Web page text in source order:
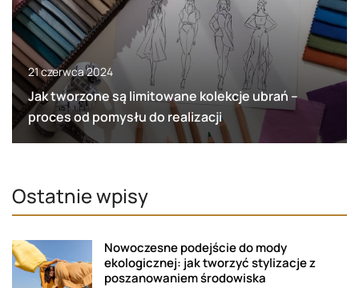
21 czerwca 2024
Jak tworzone są limitowane kolekcje ubrań –
proces od pomysłu do realizacji
Ostatnie wpisy
Nowoczesne podejście do mody
ekologicznej: jak tworzyć stylizacje z
poszanowaniem środowiska